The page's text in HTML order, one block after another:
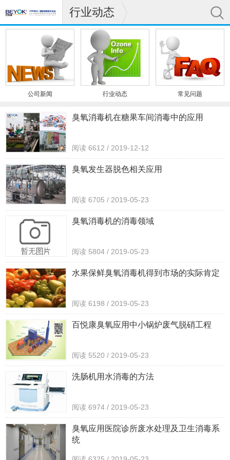
行业动态
公司新闻 行业动态 常见问题
臭氧消毒机在糖果车间消毒中的应用
阅读 6612 / 2019-12-12
臭氧发生器脱色相关应用
阅读 6705 / 2019-05-23
臭氧消毒机的消毒领域
阅读 5804 / 2019-05-23
水果保鲜臭氧消毒机得到市场的实际肯定
阅读 6198 / 2019-05-23
百悦康臭氧应用中小锅炉废气脱硝工程
阅读 5520 / 2019-05-23
洗肠机用水消毒的方法
阅读 6974 / 2019-05-23
臭氧应用医院诊所废水处理及卫生消毒系
统